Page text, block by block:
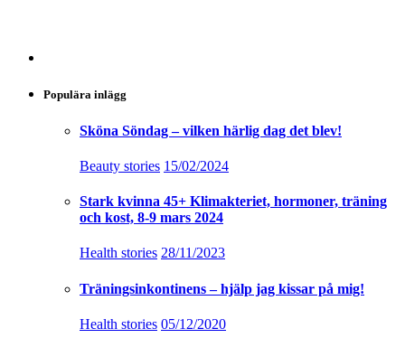
Populära inlägg
Sköna Söndag – vilken härlig dag det blev!
Beauty stories 15/02/2024
Stark kvinna 45+ Klimakteriet, hormoner, träning
och kost, 8-9 mars 2024
Health stories 28/11/2023
Träningsinkontinens – hjälp jag kissar på mig!
Health stories 05/12/2020